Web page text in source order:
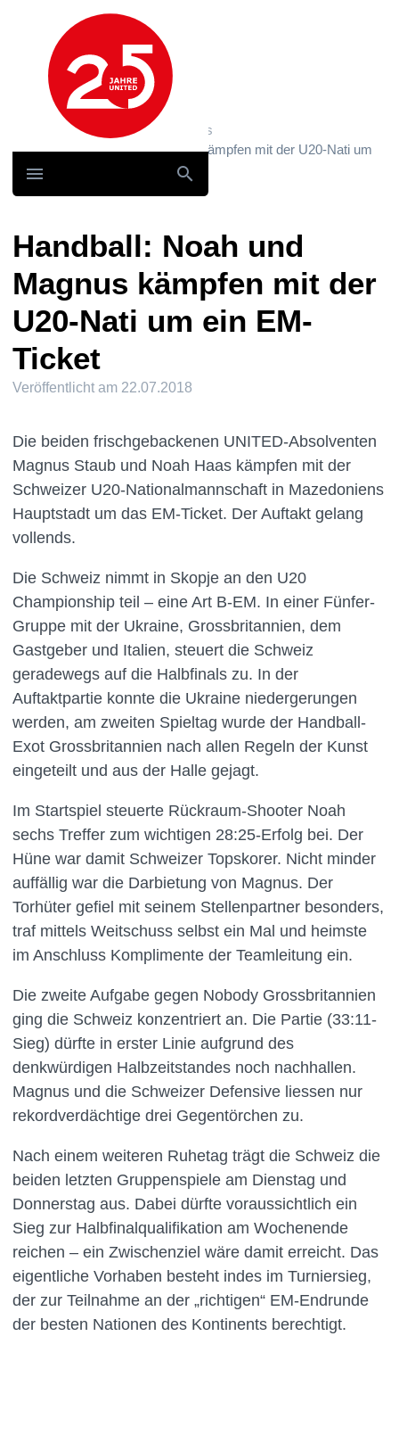
Hauptnavigation
News und Storys / News
Handball: Noah und Magnus kämpfen mit der U20-Nati um
ein EM-Ticket
Handball: Noah und
Magnus kämpfen mit der
U20-Nati um ein EM-
Ticket
Veröffentlicht am 22.07.2018
Die beiden frischgebackenen UNITED-Absolventen
Magnus Staub und Noah Haas kämpfen mit der
Schweizer U20-Nationalmannschaft in Mazedoniens
Hauptstadt um das EM-Ticket. Der Auftakt gelang
vollends.
Die Schweiz nimmt in Skopje an den U20
Championship teil – eine Art B-EM. In einer Fünfer-
Gruppe mit der Ukraine, Grossbritannien, dem
Gastgeber und Italien, steuert die Schweiz
geradewegs auf die Halbfinals zu. In der
Auftaktpartie konnte die Ukraine niedergerungen
werden, am zweiten Spieltag wurde der Handball-
Exot Grossbritannien nach allen Regeln der Kunst
eingeteilt und aus der Halle gejagt.
Im Startspiel steuerte Rückraum-Shooter Noah
sechs Treffer zum wichtigen 28:25-Erfolg bei. Der
Hüne war damit Schweizer Topskorer. Nicht minder
auffällig war die Darbietung von Magnus. Der
Torhüter gefiel mit seinem Stellenpartner besonders,
traf mittels Weitschuss selbst ein Mal und heimste
im Anschluss Komplimente der Teamleitung ein.
Die zweite Aufgabe gegen Nobody Grossbritannien
ging die Schweiz konzentriert an. Die Partie (33:11-
Sieg) dürfte in erster Linie aufgrund des
denkwürdigen Halbzeitstandes noch nachhallen.
Magnus und die Schweizer Defensive liessen nur
rekordverdächtige drei Gegentörchen zu.
Nach einem weiteren Ruhetag trägt die Schweiz die
beiden letzten Gruppenspiele am Dienstag und
Donnerstag aus. Dabei dürfte voraussichtlich ein
Sieg zur Halbfinalqualifikation am Wochenende
reichen – ein Zwischenziel wäre damit erreicht. Das
eigentliche Vorhaben besteht indes im Turniersieg,
der zur Teilnahme an der „richtigen“ EM-Endrunde
der besten Nationen des Kontinents berechtigt.